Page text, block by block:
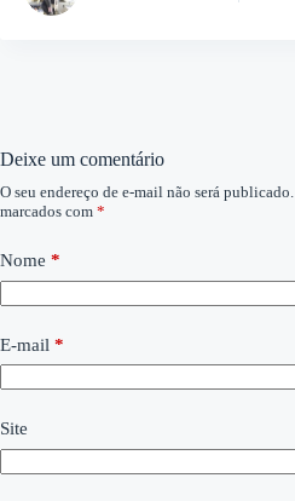
Deixe um comentário
O seu endereço de e-mail não será publicado.
marcados com *
Nome *
E-mail *
Site